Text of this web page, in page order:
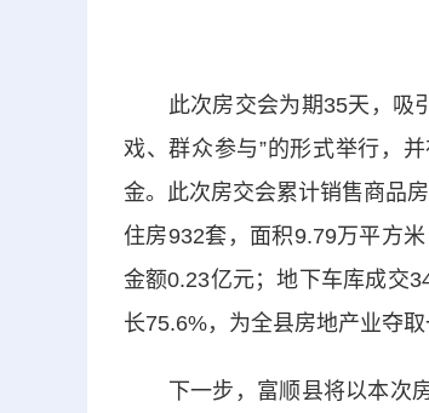
此次房交会为期35天，吸引
戏、群众参与”的形式举行，
金。此次房交会累计销售商品
住房932套，面积9.79万平方
金额0.23亿元；地下车库成交
长75.6%，为全县房地产业夺取
下一步，富顺县将以本次房